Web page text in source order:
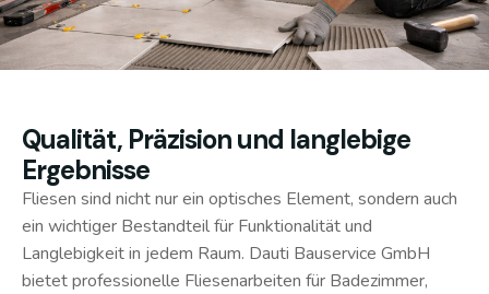
Qualität, Präzision und langlebige
Ergebnisse
Fliesen sind nicht nur ein optisches Element, sondern auch
ein wichtiger Bestandteil für Funktionalität und
Langlebigkeit in jedem Raum. Dauti Bauservice GmbH
bietet professionelle Fliesenarbeiten für Badezimmer,